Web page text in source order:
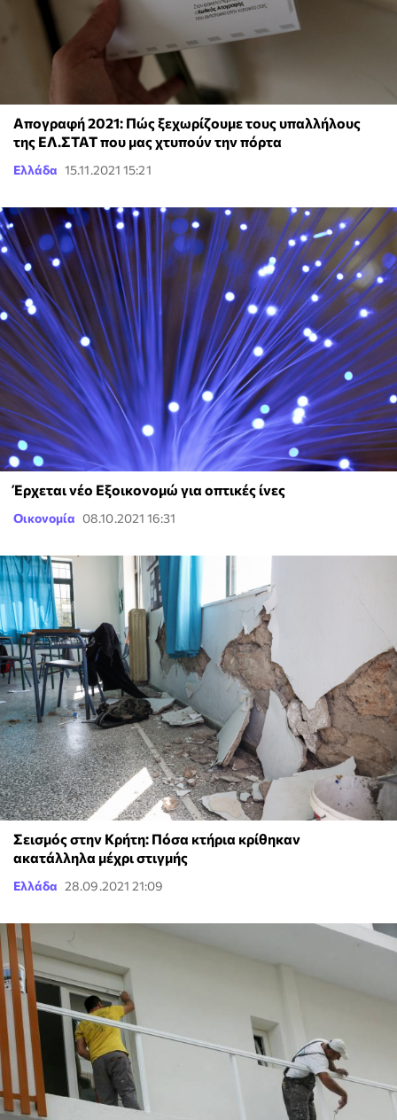
Απογραφή 2021: Πώς ξεχωρίζουμε τους υπαλλήλους
της ΕΛ.ΣΤΑΤ που μας χτυπούν την πόρτα
Ελλάδα 15.11.2021 15:21
Έρχεται νέο Εξοικονομώ για οπτικές ίνες
Οικονομία 08.10.2021 16:31
Σεισμός στην Κρήτη: Πόσα κτήρια κρίθηκαν
ακατάλληλα μέχρι στιγμής
Ελλάδα 28.09.2021 21:09